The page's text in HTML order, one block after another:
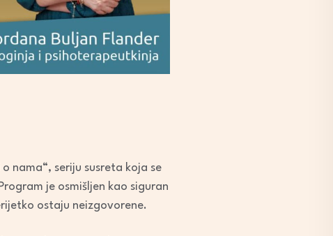
nama“, seriju susreta koja se
je osmišljen kao siguran
ostaju neizgovorene.